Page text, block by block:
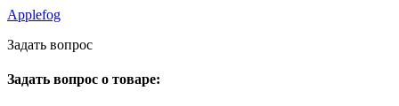
Applefog
Задать вопрос
Задать вопрос о товаре: